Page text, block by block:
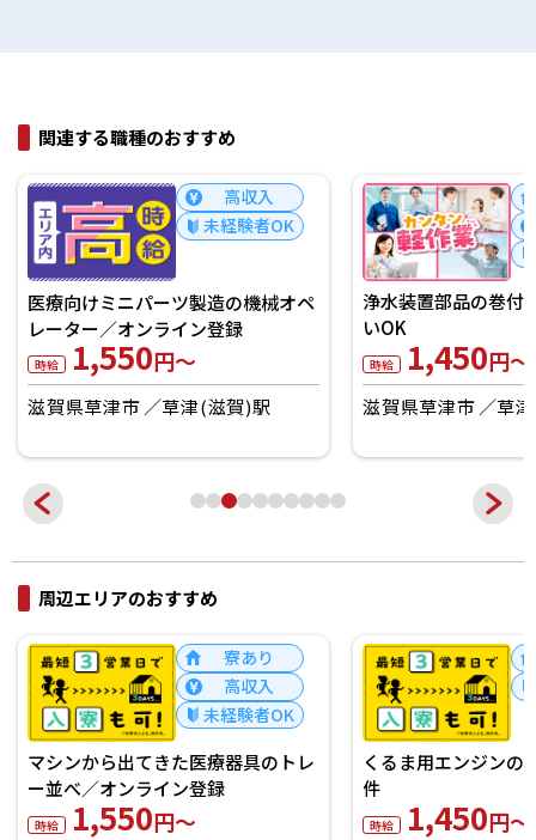
関連する職種のおすすめ
高収入
未経験者OK
医療向けミニパーツ製造の機械オペ
レーター／オンライン登録
時給 1,550円～
滋賀県草津市 草津(滋賀)駅
浄水装置部品の巻付
いOK
時給 1,450円～
滋賀県草津市 草
周辺エリアのおすすめ
寮あり
高収入
未経験者OK
マシンから出てきた医療器具のトレ
ー並べ／オンライン登録
時給 1,550円～
くるま用エンジンの
件
時給 1,450円～